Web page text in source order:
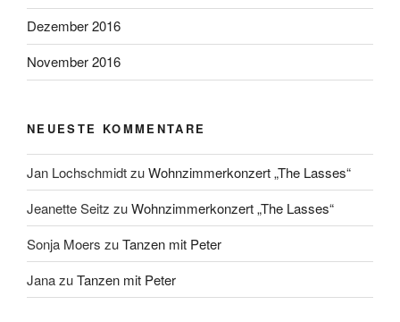
Dezember 2016
November 2016
NEUESTE KOMMENTARE
Jan LochschmidtzuWohnzimmerkonzert „The Lasses“
Jeanette Seitz zuWohnzimmerkonzert „The Lasses“
Sonja Moers zuTanzen mit Peter
JanazuTanzen mit Peter